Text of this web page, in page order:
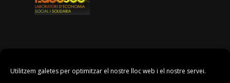
Utilitzem galetes per optimitzar el nostre lloc web i el nostre servei.
AGRAÏMENTS